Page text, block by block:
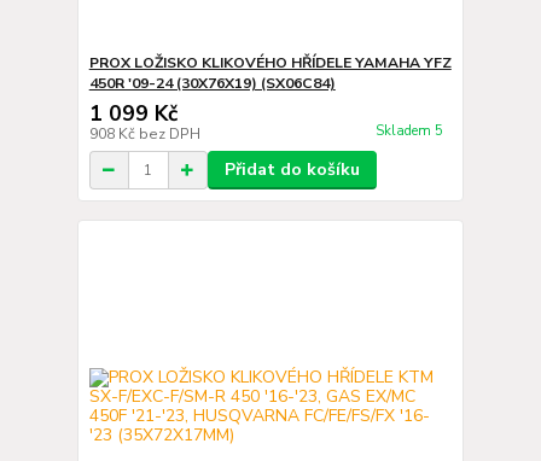
PROX LOŽISKO KLIKOVÉHO HŘÍDELE YAMAHA YFZ
450R '09-24 (30X76X19) (SX06C84)
1 099 Kč
908 Kč bez DPH Skladem 5
Přidat do košíku